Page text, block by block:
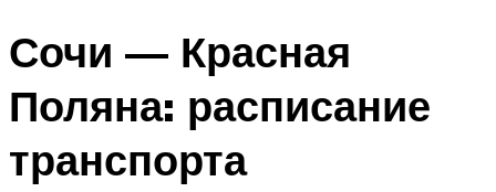
Сочи — Красная
Поляна: расписание
транспорта